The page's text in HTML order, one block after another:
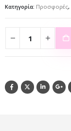
Κατηγορία: Προσφορές,